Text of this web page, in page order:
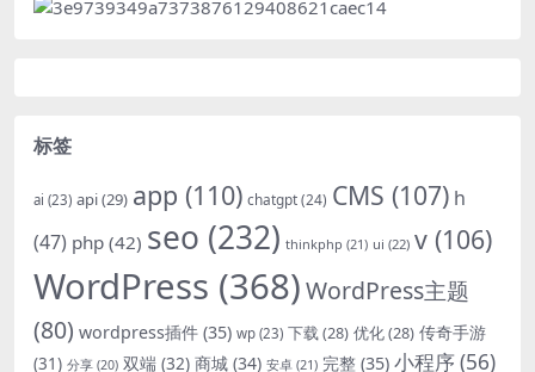
标签
ai (23) api(29) app (110) chatgpt(24) CMS (107) h
(47) php (42) seo (232) thinkphp (21) ui (22) v (106)
WordPress (368)WordPress主题
(80) wordpress插件 (35) wp (23) 下载(28) 优化(28) 传奇手游
(31) 分享 (20) 双端 (32) 商城 (34) 安卓 (21) 完整 (35) 小程序(56)